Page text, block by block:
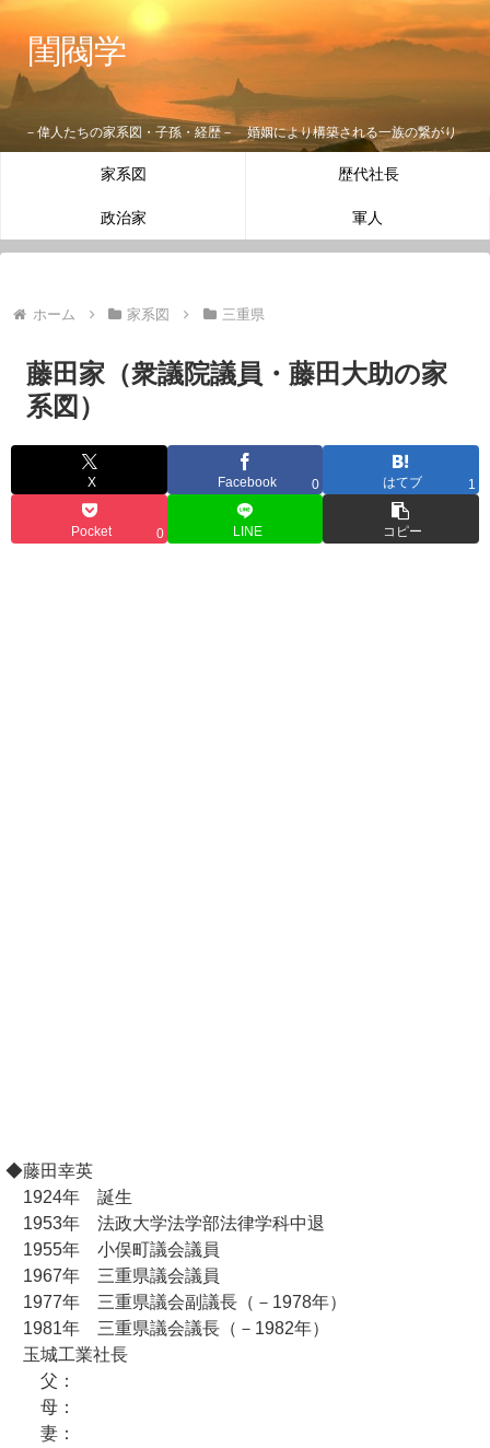
閨閥学
－偉人たちの家系図・子孫・経歴－ 婚姻により構築される一族の繋がり
家系図 歴代社長
政治家 軍人
ホーム 家系図 三重県
藤田家（衆議院議員・藤田大助の家
系図）
X Facebook 0 はてブ 1
Pocket 0 LINE コピー
◆藤田幸英
1924年 誕生
1953年 法政大学法学部法律学科中退
1955年 小俣町議会議員
1967年 三重県議会議員
1977年 三重県議会副議長（－1978年）
1981年 三重県議会議長（－1982年）
玉城工業社長
父：
母：
妻：